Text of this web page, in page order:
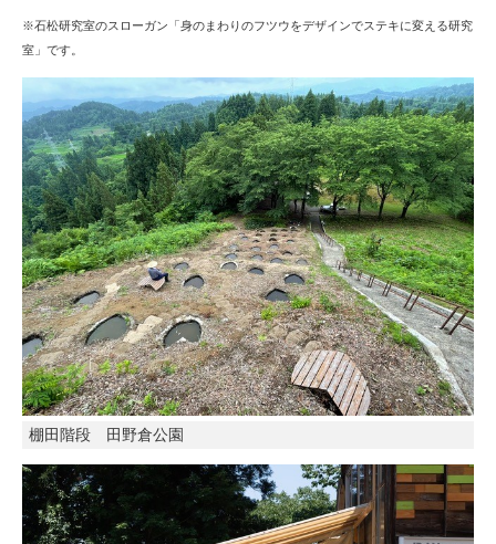
※石松研究室のスローガン「身のまわりのフツウをデザインでステキに変える研究
室」です。
棚田階段 田野倉公園